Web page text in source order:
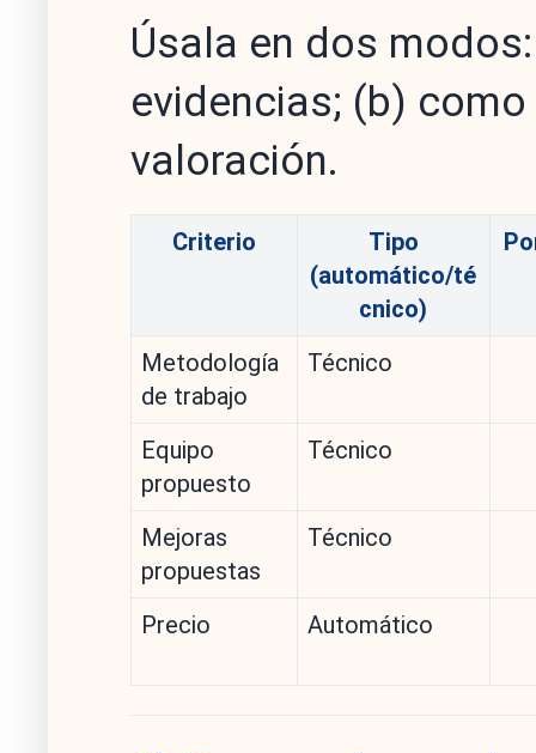
Úsala en dos
evidencias; (b)
valoración.
Criterio
Tipo
(automático/té
cnico)
Metodología
de trabajo
Técnico
Equipo
propuesto
Técnico
Mejoras
propuestas
Técnico
Precio Automático